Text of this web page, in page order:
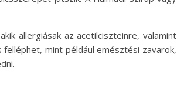
allergiásak az acetilciszteinre, valamint
felléphet, mint például emésztési zavarok,